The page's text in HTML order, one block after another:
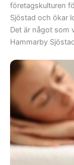
företagskulturen
Sjöstad och ökar
Det är något som
Hammarby